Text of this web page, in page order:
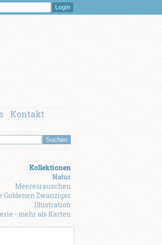
Kontakt
Kollektionen
Natur
Meeresrauschen
Goldenen Zwanziger
Illustration
- mehr als Karten